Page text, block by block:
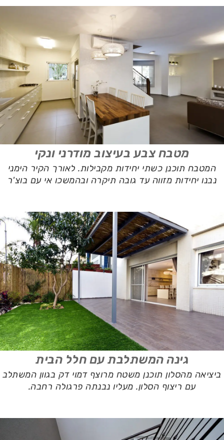
מטבח צבע בעיצוב מודרני ונקי
המטבח תוכנן כשתי יחידות מקבילות. לאורך הקיר הימני
נבנו יחידות מזווה עד גובה תיקרה ובהמשכו אי עם בוצ'ר
גינה המשתלבת עם חלל הבית
ביציאה מהסלון תוכנן משטח מרוצף דמוי דק בגוון המשתלב
עם ריצוף הסלון. מעליו נבנתה פרגולה רחבה.